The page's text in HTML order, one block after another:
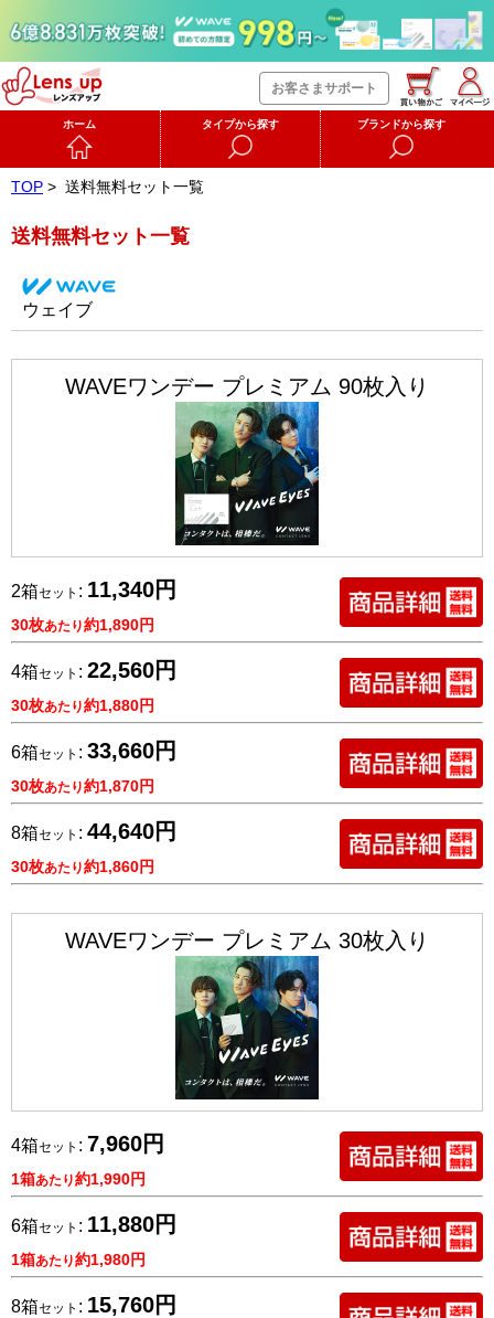
お客さまサポート
ホーム タイプから探す ブランドから探す
TOP > 送料無料セット一覧
送料無料セット一覧
ウェイブ
WAVEワンデー プレミアム 90枚入り
2箱セット : 11,340円
30枚あたり約1,890円
4箱セット : 22,560円
30枚あたり約1,880円
6箱セット : 33,660円
30枚あたり約1,870円
8箱セット : 44,640円
30枚あたり約1,860円
WAVEワンデー プレミアム 30枚入り
4箱セット : 7,960円
1箱あたり約1,990円
6箱セット : 11,880円
1箱あたり約1,980円
8箱セット : 15,760円